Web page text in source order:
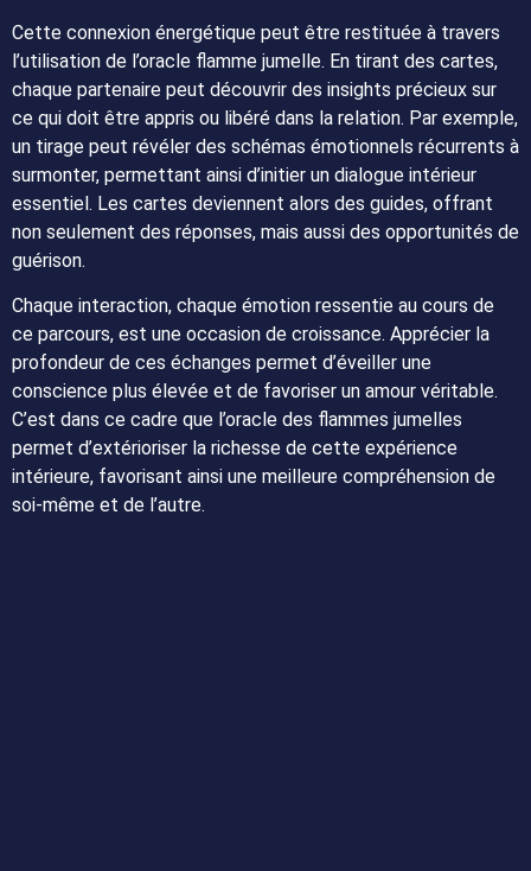
Cette connexion énergétique peut être restituée à travers
l’utilisation de l’oracle flamme jumelle. En tirant des cartes,
chaque partenaire peut découvrir des insights précieux sur
ce qui doit être appris ou libéré dans la relation. Par exemple,
un tirage peut révéler des schémas émotionnels récurrents à
surmonter, permettant ainsi d’initier un dialogue intérieur
essentiel. Les cartes deviennent alors des guides, offrant
non seulement des réponses, mais aussi des opportunités de
guérison.
Chaque interaction, chaque émotion ressentie au cours de
ce parcours, est une occasion de croissance. Apprécier la
profondeur de ces échanges permet d’éveiller une
conscience plus élevée et de favoriser un amour véritable.
C’est dans ce cadre que l’oracle des flammes jumelles
permet d’extérioriser la richesse de cette expérience
intérieure, favorisant ainsi une meilleure compréhension de
soi-même et de l’autre.